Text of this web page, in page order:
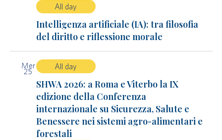
All day
Intelligenza artificiale (IA): tra filosofia
del diritto e riflessione morale
Mer
25
All day
SHWA 2026: a Roma e Viterbo la IX
edizione della Conferenza
internazionale su Sicurezza, Salute e
Benessere nei sistemi agro-alimentari e
forestali